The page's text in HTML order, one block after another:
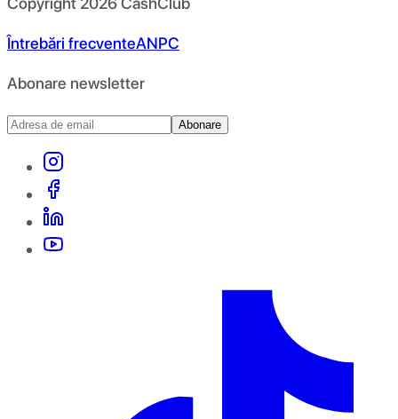
Întrebări frecventeANPC
Abonare newsletter
Abonare